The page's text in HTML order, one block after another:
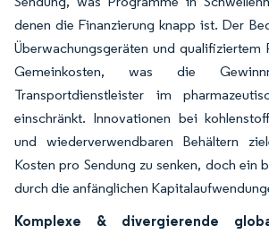
denen die Finanzierung knapp ist. Der
Überwachungsgeräten und qualifiziertem
Gemeinkosten, was die
Transportdienstleister im
einschränkt. Innovationen bei
und wiederverwendbaren Behältern
Kosten pro Sendung zu senken, doch ein
durch die anfänglichen
Komplexe & divergierende